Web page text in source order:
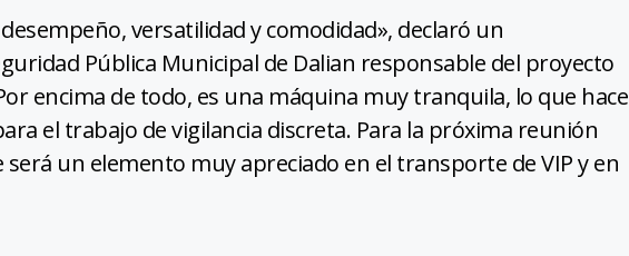
versatilidad y comodidad», declaró un
Pública Municipal de Dalian responsable del proyecto
encima de todo, es una máquina muy tranquila, lo que hace
el trabajo de vigilancia discreta. Para la próxima reunión
un elemento muy apreciado en el transporte de VIP y en